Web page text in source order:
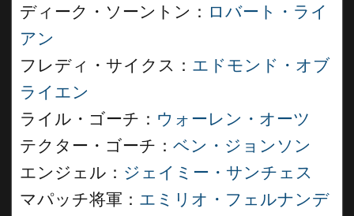
ディーク・ソーントン： ロバート・ライ
アン
フレディ・サイクス： エドモンド・オブ
ライエン
ライル・ゴーチ： ウォーレン・オーツ
テクター・ゴーチ： ベン・ジョンソン
エンジェル： ジェイミー・サンチェス
マパッチ将軍： エミリオ・フェルナンデ